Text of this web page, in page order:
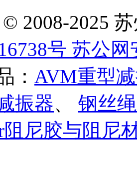
© 2008-2025
号 苏公网
： AVM重型
振器、 钢丝
阻尼胶与阻尼